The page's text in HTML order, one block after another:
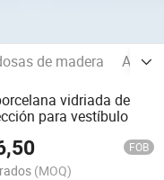
de madera
vidriada de
para vestíbulo
FOB
(MOQ)